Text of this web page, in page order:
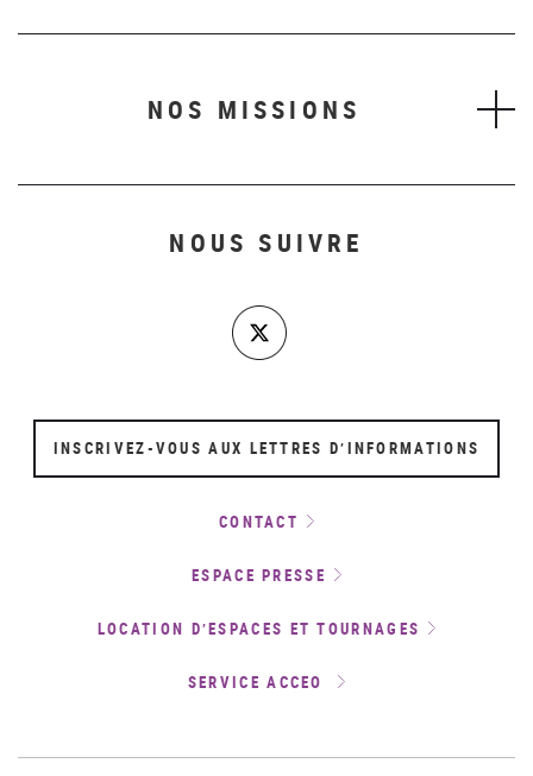
NOS MISSIONS
NOUS SUIVRE
INSCRIVEZ-VOUS AUX LETTRES D’INFORMATIONS
CONTACT
ESPACE PRESSE
LOCATION D’ESPACES ET TOURNAGES
SERVICE ACCEO